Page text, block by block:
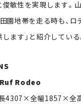
敏性を実現します。
園地帯を走る時も、ロ
ます」と紹介している
Ruf Rodeo
長4307×全幅1857×全